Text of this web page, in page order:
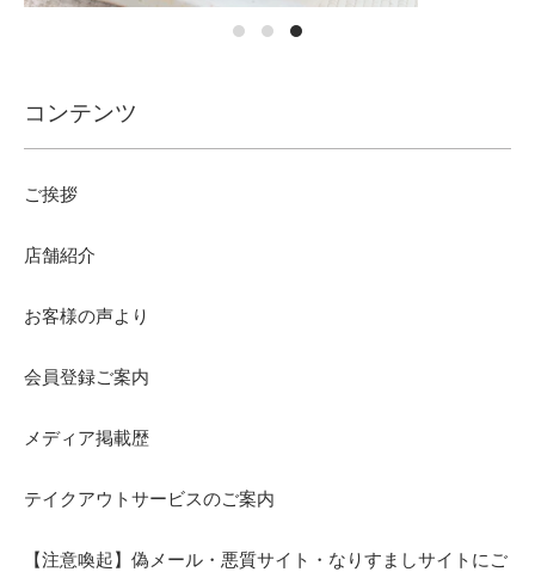
コンテンツ
ご挨拶
店舗紹介
お客様の声より
会員登録ご案内
メディア掲載歴
テイクアウトサービスのご案内
【注意喚起】偽メール・悪質サイト・なりすましサイトにご